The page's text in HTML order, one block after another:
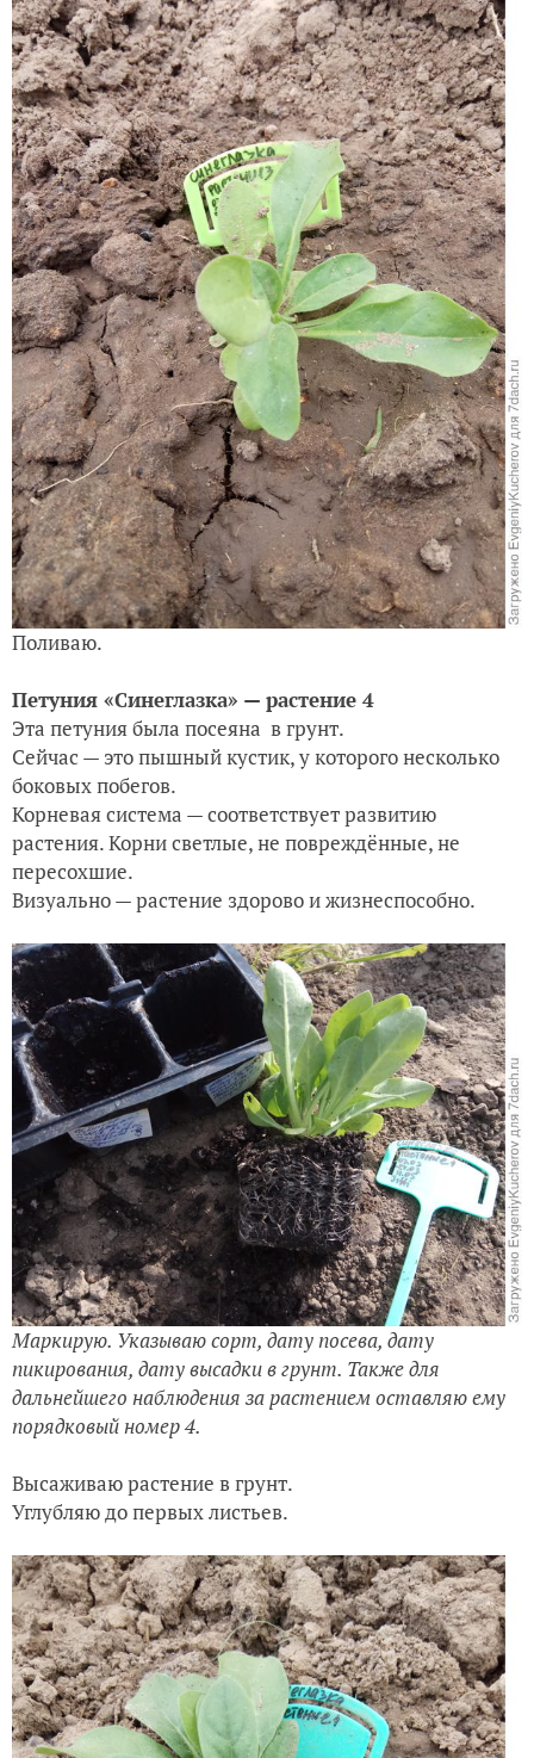
Поливаю.
Петуния «Синеглазка» — растение 4
Эта петуния была посеяна в грунт.
Сейчас — это пышный кустик, у которого несколько
боковых побегов.
Корневая система — соответствует развитию
растения. Корни светлые, не повреждённые, не
пересохшие.
Визуально — растение здорово и жизнеспособно.
Маркирую. Указываю сорт, дату посева, дату
пикирования, дату высадки в грунт. Также для
дальнейшего наблюдения за растением оставляю ему
порядковый номер 4.
Высаживаю растение в грунт.
Углубляю до первых листьев.